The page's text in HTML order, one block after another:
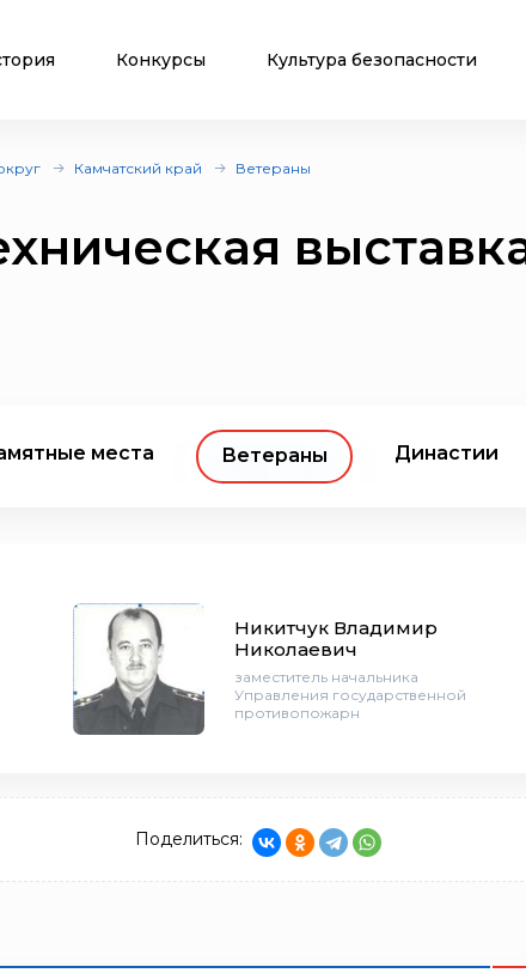
Конкурсы Культура безопасности
Камчатский край Ветераны
места Ветераны Династии
Никитчук Владимир
Николаевич
заместитель начальника
Управления государственной
противопожарн
Поделиться: